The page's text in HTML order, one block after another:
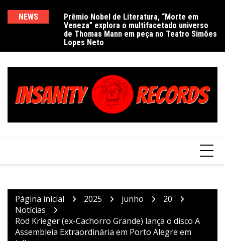
NEWS
Prêmio Nobel de Literatura, “Morte em
Veneza” explora o multifacetado universo
de Thomas Mann em peça no Teatro Simões
Lopes Neto
Página inicial 2025 junho
20
Notícias
Rod Krieger (ex-Cachorro Grande) lança o disco A
Assembleia Extraordinária em Porto Alegre em